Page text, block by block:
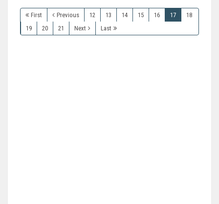
First Previous 12 13 14 15 16 17
18
19
20 21 Next Last